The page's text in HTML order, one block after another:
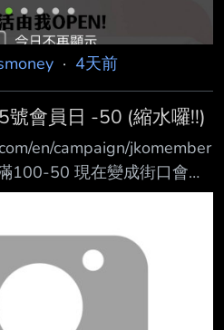
· 4天前
號會員日 -50 (縮水囉!!)
en/campaign/jkomember
100-50 現在變成街口會員
記最高拿$50 街口幣 表示
少了 --